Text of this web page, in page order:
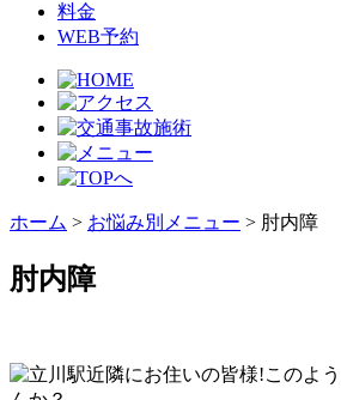
料金
WEB予約
ホーム > お悩み別メニュー > 肘内障
肘内障